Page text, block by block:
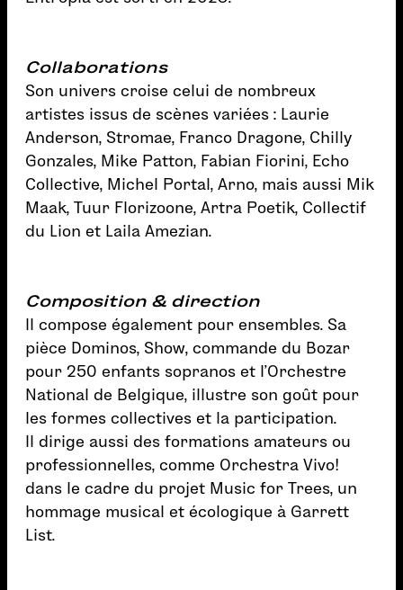
Collaborations
Son univers croise celui de nombreux
artistes issus de scènes variées : Laurie
Anderson, Stromae, Franco Dragone, Chilly
Gonzales, Mike Patton, Fabian Fiorini, Echo
Collective, Michel Portal, Arno, mais aussi Mik
Maak, Tuur Florizoone, Artra Poetik, Collectif
du Lion et Laila Amezian.
Composition & direction
Il compose également pour ensembles. Sa
pièce Dominos, Show, commande du Bozar
pour 250 enfants sopranos et l’Orchestre
National de Belgique, illustre son goût pour
les formes collectives et la participation.
Il dirige aussi des formations amateurs ou
professionnelles, comme Orchestra Vivo!
dans le cadre du projet Music for Trees, un
hommage musical et écologique à Garrett
List.